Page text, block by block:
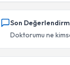
Son
Doktorumu ne